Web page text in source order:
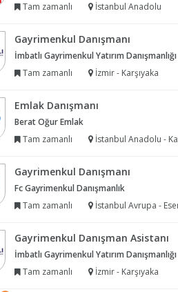
Tam zamanlı
İstanbul Anadolu
Gayrimenkul Danışmanı
İmbatlı Gayrimenkul Yatırım Danışmanlığı
Tam zamanlı
İzmir - Karşıyaka
Emlak Danışmanı
Berat Oğur Emlak
Tam zamanlı
İstanbul Anadolu -
Gayrimenkul Danışmanı
Fc Gayrimenkul Danışmanlık
Tam zamanlı
İstanbul Avrupa -
Gayrimenkul Danışman Asistanı
İmbatlı Gayrimenkul Yatırım Danışmanlığı
Tam zamanlı
İzmir - Karşıyaka